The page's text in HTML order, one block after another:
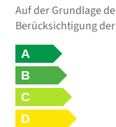
Auf der Grundlage
Berücksichtigung
A
B
C
D